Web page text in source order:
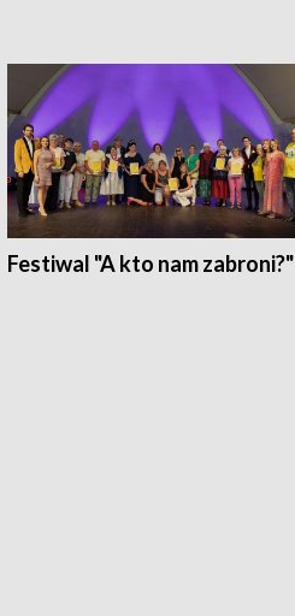
Festiwal "A kto nam zabroni?"